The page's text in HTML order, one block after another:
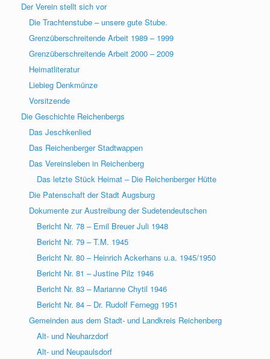
Der Verein stellt sich vor
Die Trachtenstube – unsere gute Stube.
Grenzüberschreitende Arbeit 1989 – 1999
Grenzüberschreitende Arbeit 2000 – 2009
Heimatliteratur
Liebieg Denkmünze
Vorsitzende
Die Geschichte Reichenbergs
Das Jeschkenlied
Das Reichenberger Stadtwappen
Das Vereinsleben in Reichenberg
Das letzte Stück Heimat – Die Reichenberger Hütte
Die Patenschaft der Stadt Augsburg
Dokumente zur Austreibung der Sudetendeutschen
Bericht Nr. 78 – Emil Breuer Juli 1948
Bericht Nr. 79 – T.M. 1945
Bericht Nr. 80 – Heinrich Ackerhans u.a. 1945/1950
Bericht Nr. 81 – Justine Pilz 1946
Bericht Nr. 83 – Marianne Chytil 1946
Bericht Nr. 84 – Dr. Rudolf Fernegg 1951
Gemeinden aus dem Stadt- und Landkreis Reichenberg
Alt- und Neuharzdorf
Alt- und Neupaulsdorf